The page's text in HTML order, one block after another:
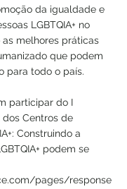
da igualdade e
LGBTQIA+ no
melhores práticas
que podem
para todo o país.
participar do I
Centros de
Construindo a
podem se
pages/response